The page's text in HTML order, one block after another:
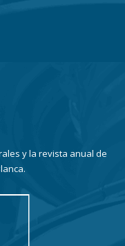
y la revista anual de